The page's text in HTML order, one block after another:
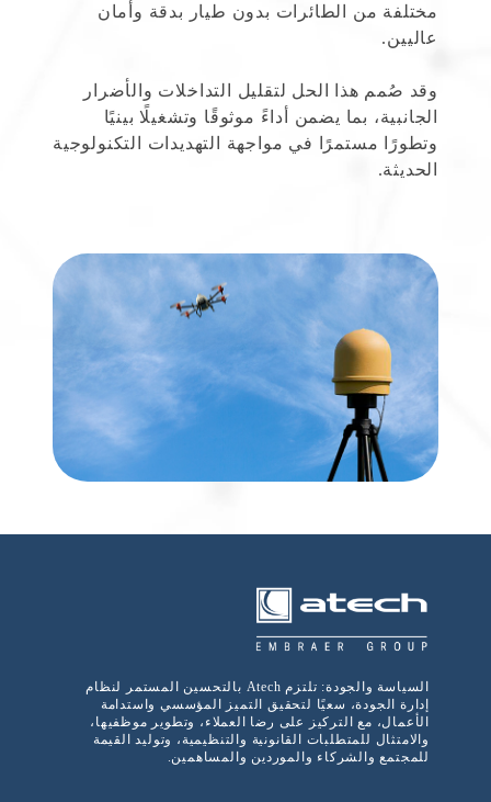
مختلفة من الطائرات بدون طيار بدقة وأمان
عاليين.
وقد صُمم هذا الحل لتقليل التداخلات والأضرار
الجانبية، بما يضمن أداءً موثوقًا وتشغيلًا بينيًا
وتطورًا مستمرًا في مواجهة التهديدات التكنولوجية
الحديثة.
السياسة والجودة: تلتزم Atech بالتحسين المستمر لنظام
إدارة الجودة، سعيًا لتحقيق التميز المؤسسي واستدامة
الأعمال، مع التركيز على رضا العملاء، وتطوير موظفيها،
والامتثال للمتطلبات القانونية والتنظيمية، وتوليد القيمة
للمجتمع والشركاء والموردين والمساهمين.